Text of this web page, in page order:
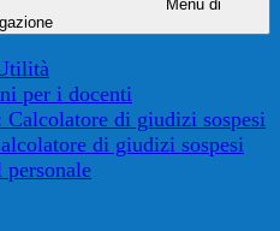
Menu di
per i docenti
Calcolatore di giudizi sospesi
di giudizi sospesi